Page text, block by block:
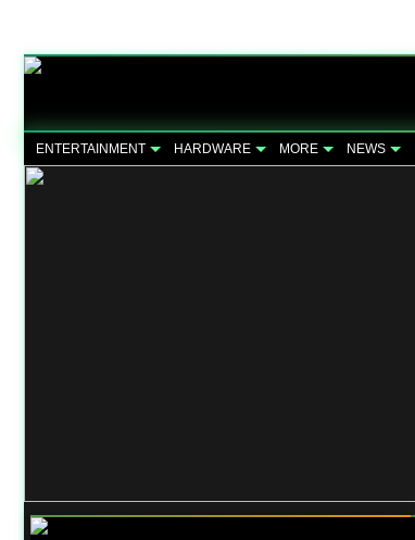
ENTERTAINMENT HARDWARE MORE NEWS